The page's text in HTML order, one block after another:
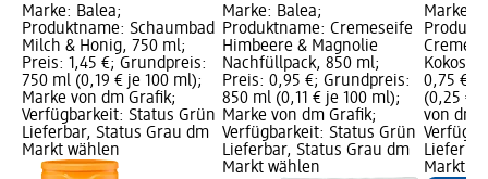
Marke: Balea;
Produktname: Schaumbad
Milch & Honig, 750 ml;
Preis: 1,45 €; Grundpreis:
750 ml (0,19 € je 100 ml);
Marke von dm Grafik;
Verfügbarkeit: Status Grün
Lieferbar, Status Grau dm
Markt wählen
Marke: Balea;
Produktname: Cremeseife
Himbeere & Magnolie
Nachfüllpack, 850 ml;
Preis: 0,95 €; Grundpreis:
850 ml (0,11 € je 100 ml);
Marke von dm Grafik;
Verfügbarkeit: Status Grün
Lieferbar, Status Grau dm
Markt wählen
Marke:
Kokos,
0,75 €;
(0,25 €
von dm
Markt